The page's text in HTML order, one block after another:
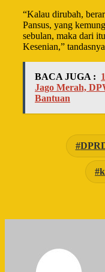
“Kalau dirubah,
Pansus, yang
sebulan, maka dari
Kesenian,”
BACA JUGA :
Jago Merah,
Bantuan